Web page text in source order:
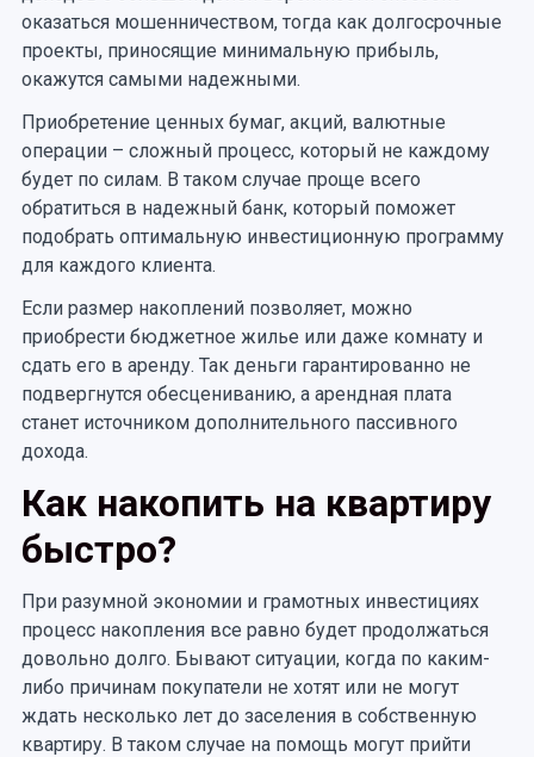
оказаться мошенничеством, тогда как долгосрочные
проекты, приносящие минимальную прибыль,
окажутся самыми надежными.
Приобретение ценных бумаг, акций, валютные
операции – сложный процесс, который не каждому
будет по силам. В таком случае проще всего
обратиться в надежный банк, который поможет
подобрать оптимальную инвестиционную программу
для каждого клиента.
Если размер накоплений позволяет, можно
приобрести бюджетное жилье или даже комнату и
сдать его в аренду. Так деньги гарантированно не
подвергнутся обесцениванию, а арендная плата
станет источником дополнительного пассивного
дохода.
Как накопить на квартиру
быстро?
При разумной экономии и грамотных инвестициях
процесс накопления все равно будет продолжаться
довольно долго. Бывают ситуации, когда по каким-
либо причинам покупатели не хотят или не могут
ждать несколько лет до заселения в собственную
квартиру. В таком случае на помощь могут прийти